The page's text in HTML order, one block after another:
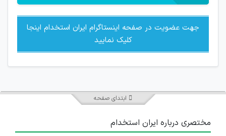
جهت عضویت در صفحه اینستاگرام ایران استخدام اینجا
کلیک نمایید
ابتدای صفحه
مختصری درباره ایران استخدام